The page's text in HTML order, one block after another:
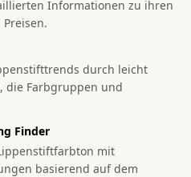
Informationen zu ihren
durch leicht
die Farbgruppen und
Finder
mit
basierend auf dem